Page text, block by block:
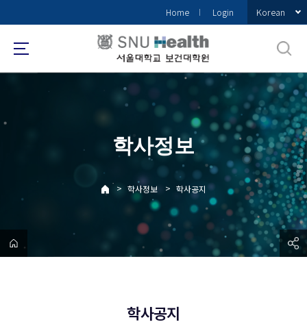
로
메
Home Login Korean
학사정보
> 학사정보 > 학사공지
학사공지